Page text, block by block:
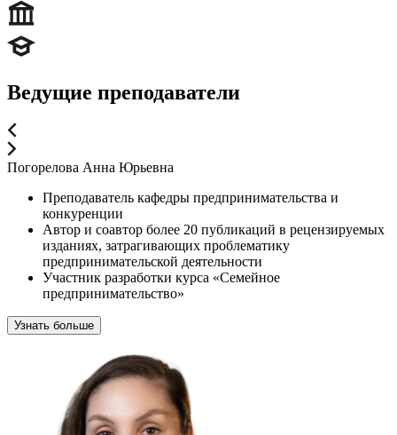
Ведущие преподаватели
Погорелова Анна Юрьевна
Преподаватель кафедры предпринимательства и
конкуренции
Автор и соавтор более 20 публикаций в рецензируемых
изданиях, затрагивающих проблематику
предпринимательской деятельности
Участник разработки курса «Семейное
предпринимательство»
Узнать больше